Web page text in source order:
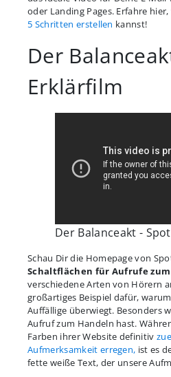
oder Landing Pages. Erfahre hier,
5 Schritten erstellen kannst!
Der
Erklärfilm
Der Balanceakt -
Schau Dir die Homepage von
Schaltflächen für Aufrufe
verschiedene Arten von Hörern
großartiges Beispiel dafür,
Auffällige überwiegt. Besonders
Aufruf zum Handeln hast.
Farben ihrer Website definitiv
Aufmerksamkeit erregen, ist es
fette weiße Text, der unsere